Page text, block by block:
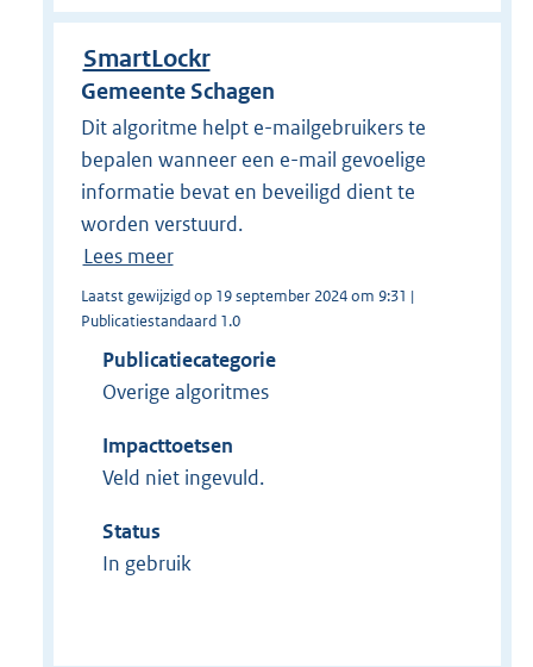
SmartLockr
Gemeente Schagen
Dit algoritme helpt e-mailgebruikers te
bepalen wanneer een e-mail gevoelige
informatie bevat en beveiligd dient te
worden verstuurd.
Lees meer
Laatst gewijzigd op 19 september 2024 om 9:31 |
Publicatiestandaard 1.0
Publicatiecategorie
Overige algoritmes
Impacttoetsen
Veld niet ingevuld.
Status
In gebruik